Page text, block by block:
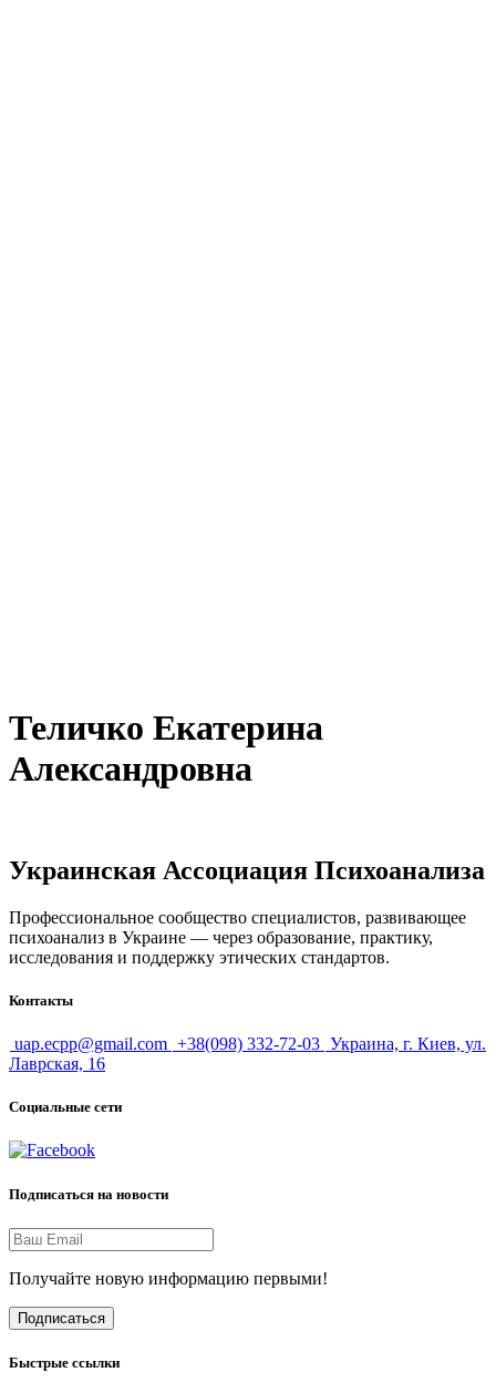
Теличко Екатерина
Александровна
Украинская Ассоциация Психоанализа
Профессиональное сообщество специалистов, развивающее
психоанализ в Украине — через образование, практику,
исследования и поддержку этических стандартов.
Контакты
uap.ecpp@gmail.com +38(098) 332-72-03 Украина, г. Киев, ул.
Лаврская, 16
Социальные сети
Подписаться на новости
Получайте новую информацию первыми!
Подписаться
Быстрые ссылки